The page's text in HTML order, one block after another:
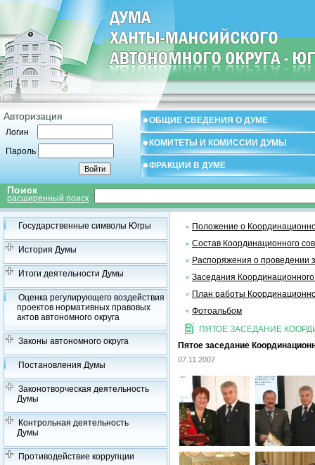
Авторизация
Логин
Пароль
ОБЩИЕ СВЕДЕНИЯ О ДУМЕ
КОМИТЕТЫ И КОМИССИИ ДУМЫ
ФРАКЦИИ В ДУМЕ
Поиск
расширенный поиск
Государственные символы Югры
История Думы
Итоги деятельности Думы
Оценка регулирующего воздействия
проектов нормативных правовых
актов автономного округа
Законы автономного округа
Постановления Думы
Законотворческая деятельность
Думы
Контрольная деятельность
Думы
Противодействие коррупции
Положение о
Состав Координационного
Распоряжения о проведении
Заседания
План работы
Фотоальбом
ПЯТОЕ ЗАСЕДАНИЕ
Пятое заседание
07.11.2007